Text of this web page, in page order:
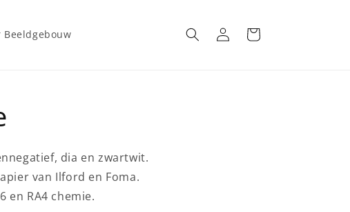
Beeldgebouw Inloggen
Winkelwagen
dia en zwartwit.
van Ilford en Foma.
en RA4 chemie.